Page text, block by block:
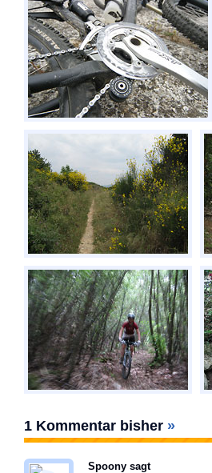
1 Kommentar bisher »
Spoony sagt